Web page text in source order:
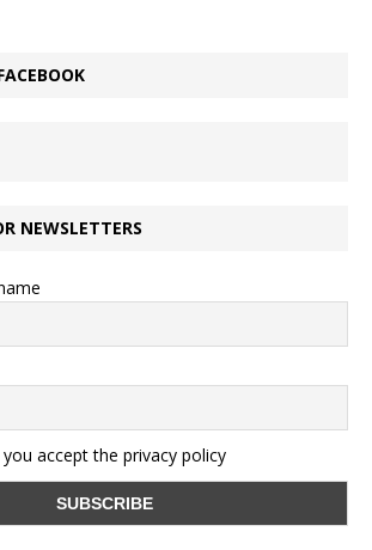
NEWSLETTERS
accept the privacy policy